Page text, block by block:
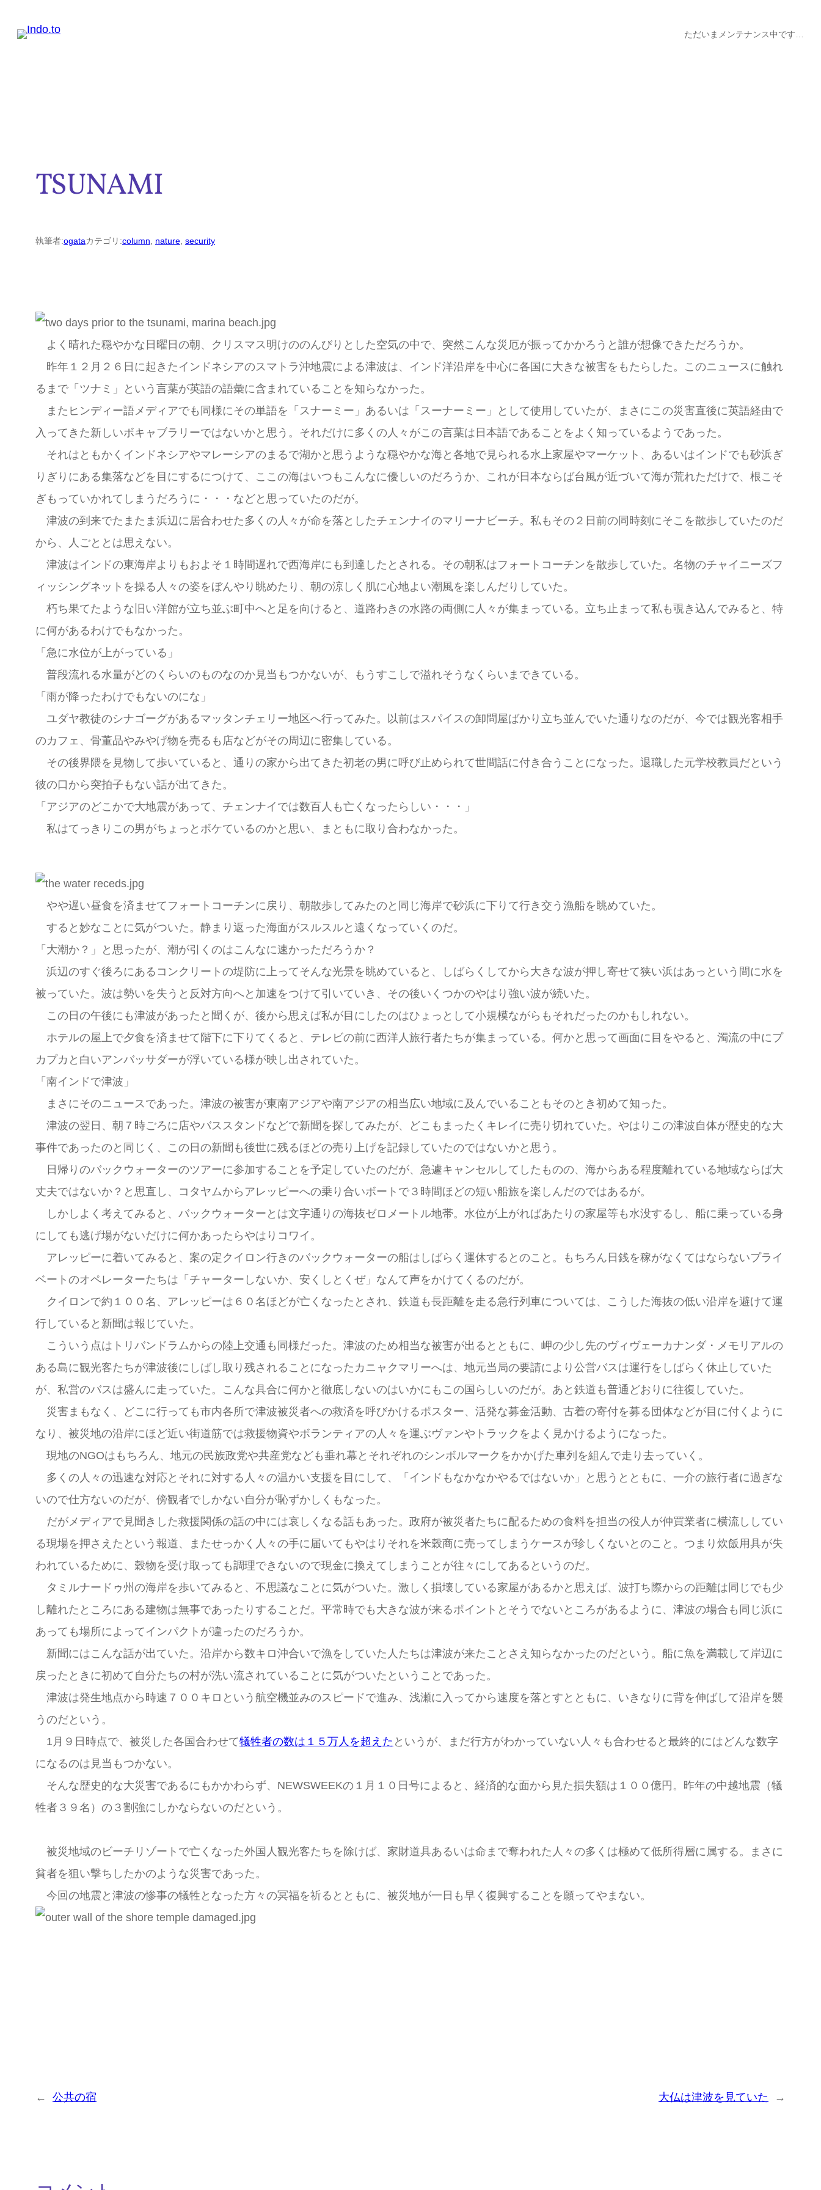
ただいまメンテナンス中です…
TSUNAMI
執筆者:ogataカテゴリ:column, nature, security
よく晴れた穏やかな日曜日の朝、クリスマス明けののんびりとした空気の中で、突然こんな災厄が振ってかかろうと誰が想像できただろうか。
昨年１２月２６日に起きたインドネシアのスマトラ沖地震による津波は、インド洋沿岸を中心に各国に大きな被害をもたらした。このニュースに触れ
るまで「ツナミ」という言葉が英語の語彙に含まれていることを知らなかった。
またヒンディー語メディアでも同様にその単語を「スナーミー」あるいは「スーナーミー」として使用していたが、まさにこの災害直後に英語経由で
入ってきた新しいボキャブラリーではないかと思う。それだけに多くの人々がこの言葉は日本語であることをよく知っているようであった。
それはともかくインドネシアやマレーシアのまるで湖かと思うような穏やかな海と各地で見られる水上家屋やマーケット、あるいはインドでも砂浜ぎ
りぎりにある集落などを目にするにつけて、ここの海はいつもこんなに優しいのだろうか、これが日本ならば台風が近づいて海が荒れただけで、根こそ
ぎもっていかれてしまうだろうに・・・などと思っていたのだが。
津波の到来でたまたま浜辺に居合わせた多くの人々が命を落としたチェンナイのマリーナビーチ。私もその２日前の同時刻にそこを散歩していたのだ
から、人ごととは思えない。
津波はインドの東海岸よりもおよそ１時間遅れで西海岸にも到達したとされる。その朝私はフォートコーチンを散歩していた。名物のチャイニーズフ
ィッシングネットを操る人々の姿をぼんやり眺めたり、朝の涼しく肌に心地よい潮風を楽しんだりしていた。
朽ち果てたような旧い洋館が立ち並ぶ町中へと足を向けると、道路わきの水路の両側に人々が集まっている。立ち止まって私も覗き込んでみると、特
に何があるわけでもなかった。
「急に水位が上がっている」
普段流れる水量がどのくらいのものなのか見当もつかないが、もうすこしで溢れそうなくらいまできている。
「雨が降ったわけでもないのにな」
ユダヤ教徒のシナゴーグがあるマッタンチェリー地区へ行ってみた。以前はスパイスの卸問屋ばかり立ち並んでいた通りなのだが、今では観光客相手
のカフェ、骨董品やみやげ物を売るも店などがその周辺に密集している。
その後界隈を見物して歩いていると、通りの家から出てきた初老の男に呼び止められて世間話に付き合うことになった。退職した元学校教員だという
彼の口から突拍子もない話が出てきた。
「アジアのどこかで大地震があって、チェンナイでは数百人も亡くなったらしい・・・」
私はてっきりこの男がちょっとボケているのかと思い、まともに取り合わなかった。
やや遅い昼食を済ませてフォートコーチンに戻り、朝散歩してみたのと同じ海岸で砂浜に下りて行き交う漁船を眺めていた。
すると妙なことに気がついた。静まり返った海面がスルスルと遠くなっていくのだ。
「大潮か？」と思ったが、潮が引くのはこんなに速かっただろうか？
浜辺のすぐ後ろにあるコンクリートの堤防に上ってそんな光景を眺めていると、しばらくしてから大きな波が押し寄せて狭い浜はあっという間に水を
被っていた。波は勢いを失うと反対方向へと加速をつけて引いていき、その後いくつかのやはり強い波が続いた。
この日の午後にも津波があったと聞くが、後から思えば私が目にしたのはひょっとして小規模ながらもそれだったのかもしれない。
ホテルの屋上で夕食を済ませて階下に下りてくると、テレビの前に西洋人旅行者たちが集まっている。何かと思って画面に目をやると、濁流の中にプ
カプカと白いアンバッサダーが浮いている様が映し出されていた。
「南インドで津波」
まさにそのニュースであった。津波の被害が東南アジアや南アジアの相当広い地域に及んでいることもそのとき初めて知った。
津波の翌日、朝７時ごろに店やバススタンドなどで新聞を探してみたが、どこもまったくキレイに売り切れていた。やはりこの津波自体が歴史的な大
事件であったのと同じく、この日の新聞も後世に残るほどの売り上げを記録していたのではないかと思う。
日帰りのバックウォーターのツアーに参加することを予定していたのだが、急遽キャンセルしてしたものの、海からある程度離れている地域ならば大
丈夫ではないか？と思直し、コタヤムからアレッピーへの乗り合いボートで３時間ほどの短い船旅を楽しんだのではあるが。
しかしよく考えてみると、バックウォーターとは文字通りの海抜ゼロメートル地帯。水位が上がればあたりの家屋等も水没するし、船に乗っている身
にしても逃げ場がないだけに何かあったらやはりコワイ。
アレッピーに着いてみると、案の定クイロン行きのバックウォーターの船はしばらく運休するとのこと。もちろん日銭を稼がなくてはならないプライ
ベートのオペレーターたちは「チャーターしないか、安くしとくぜ」なんて声をかけてくるのだが。
クイロンで約１００名、アレッピーは６０名ほどが亡くなったとされ、鉄道も長距離を走る急行列車については、こうした海抜の低い沿岸を避けて運
行していると新聞は報じていた。
こういう点はトリバンドラムからの陸上交通も同様だった。津波のため相当な被害が出るとともに、岬の少し先のヴィヴェーカナンダ・メモリアルの
ある島に観光客たちが津波後にしばし取り残されることになったカニャクマリーへは、地元当局の要請により公営バスは運行をしばらく休止していた
が、私営のバスは盛んに走っていた。こんな具合に何かと徹底しないのはいかにもこの国らしいのだが。あと鉄道も普通どおりに往復していた。
災害まもなく、どこに行っても市内各所で津波被災者への救済を呼びかけるポスター、活発な募金活動、古着の寄付を募る団体などが目に付くように
なり、被災地の沿岸にほど近い街道筋では救援物資やボランティアの人々を運ぶヴァンやトラックをよく見かけるようになった。
現地のNGOはもちろん、地元の民族政党や共産党なども垂れ幕とそれぞれのシンボルマークをかかげた車列を組んで走り去っていく。
多くの人々の迅速な対応とそれに対する人々の温かい支援を目にして、「インドもなかなかやるではないか」と思うとともに、一介の旅行者に過ぎな
いので仕方ないのだが、傍観者でしかない自分が恥ずかしくもなった。
だがメディアで見聞きした救援関係の話の中には哀しくなる話もあった。政府が被災者たちに配るための食料を担当の役人が仲買業者に横流ししてい
る現場を押さえたという報道、またせっかく人々の手に届いてもやはりそれを米穀商に売ってしまうケースが珍しくないとのこと。つまり炊飯用具が失
われているために、穀物を受け取っても調理できないので現金に換えてしまうことが往々にしてあるというのだ。
タミルナードゥ州の海岸を歩いてみると、不思議なことに気がついた。激しく損壊している家屋があるかと思えば、波打ち際からの距離は同じでも少
し離れたところにある建物は無事であったりすることだ。平常時でも大きな波が来るポイントとそうでないところがあるように、津波の場合も同じ浜に
あっても場所によってインパクトが違ったのだろうか。
新聞にはこんな話が出ていた。沿岸から数キロ沖合いで漁をしていた人たちは津波が来たことさえ知らなかったのだという。船に魚を満載して岸辺に
戻ったときに初めて自分たちの村が洗い流されていることに気がついたということであった。
津波は発生地点から時速７００キロという航空機並みのスピードで進み、浅瀬に入ってから速度を落とすとともに、いきなりに背を伸ばして沿岸を襲
うのだという。
1月９日時点で、被災した各国合わせて犠牲者の数は１５万人を超えた というが、まだ行方がわかっていない人々も合わせると最終的にはどんな数字
になるのは見当もつかない。
そんな歴史的な大災害であるにもかかわらず、NEWSWEEKの１月１０日号によると、経済的な面から見た損失額は１００億円。昨年の中越地震（犠
牲者３９名）の３割強にしかならないのだという。
被災地域のビーチリゾートで亡くなった外国人観光客たちを除けば、家財道具あるいは命まで奪われた人々の多くは極めて低所得層に属する。まさに
貧者を狙い撃ちしたかのような災害であった。
今回の地震と津波の惨事の犠牲となった方々の冥福を祈るとともに、被災地が一日も早く復興することを願ってやまない。
← 公共の宿 大仏は津波を見ていた →